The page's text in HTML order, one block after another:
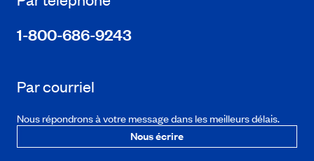
1-800-686-9243
Par courriel
Nous répondrons à votre message dans les meilleurs délais.
Nous écrire